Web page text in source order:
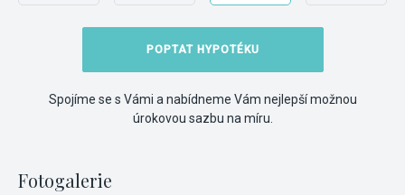
POPTAT HYPOTÉKU
Spojíme se s Vámi a nabídneme Vám nejlepší možnou
úrokovou sazbu na míru.
Fotogalerie